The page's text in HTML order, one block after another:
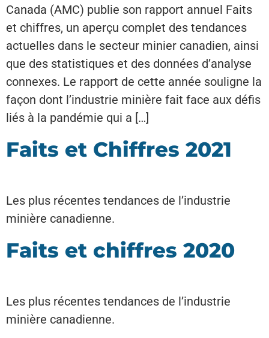
Canada (AMC) publie son rapport annuel Faits
et chiffres, un aperçu complet des tendances
actuelles dans le secteur minier canadien, ainsi
que des statistiques et des données d’analyse
connexes. Le rapport de cette année souligne la
façon dont l’industrie minière fait face aux défis
liés à la pandémie qui a […]
Faits et Chiffres 2021
Les plus récentes tendances de l’industrie
minière canadienne.
Faits et chiffres 2020
Les plus récentes tendances de l’industrie
minière canadienne.